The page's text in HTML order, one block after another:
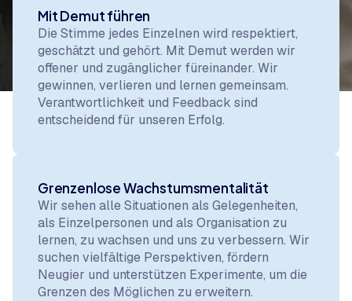
Mit Demut führen
Die Stimme jedes Einzelnen wird respektiert,
geschätzt und gehört. Mit Demut werden wir
offener und zugänglicher füreinander. Wir
gewinnen, verlieren und lernen gemeinsam.
Verantwortlichkeit und Feedback sind
entscheidend für unseren Erfolg.
Grenzenlose Wachstumsmentalität
Wir sehen alle Situationen als Gelegenheiten,
als Einzelpersonen und als Organisation zu
lernen, zu wachsen und uns zu verbessern. Wir
suchen vielfältige Perspektiven, fördern
Neugier und unterstützen Experimente, um die
Grenzen des Möglichen zu erweitern.